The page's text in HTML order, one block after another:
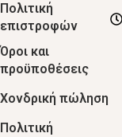
Πολιτική
επιστροφών
Όροι και
προϋποθέσεις
Χονδρική πώληση
Πολιτική